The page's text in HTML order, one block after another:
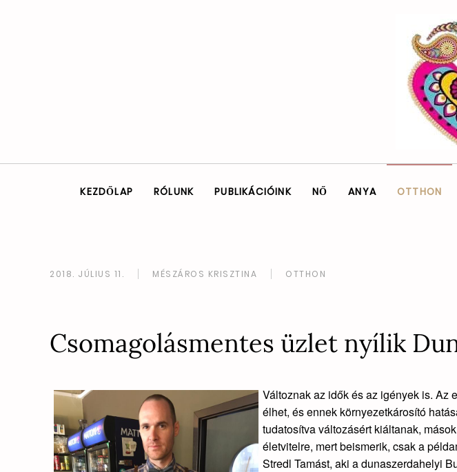
KEZDŐLAP RÓLUNK PUBLIKÁCIÓINK NŐ ANYA OTTHON
2018. JÚLIUS 11. MÉSZÁROS KRISZTINA OTTHON
Csomagolásmentes üzlet nyílik
Változnak az idők és az igények is. Az
élhet, és ennek környezetkárosító
tudatosítva változásért kiáltanak,
életvitelre, mert beismerik, csak a
Stredl Tamást, aki a dunaszerdahelyi